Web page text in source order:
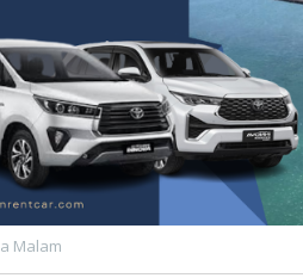
Malam